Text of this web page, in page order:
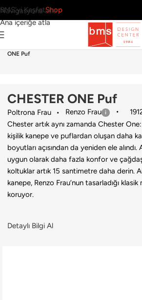
Navigasyona atla
Ana içeriğe atla
BMS’yi KeşfetShop
Poltrona Frau
ONE Puf
CHESTER ONE Puf
Poltrona Frau Renzo Frau
Chester artık aynı zamanda Chester
kişilik kanepe ve puflardan oluşan daha
boyutları açısından da yeniden ele alındı.
uygun olarak daha fazla konfor ve
koltuklar artık 15 santimetre daha derin.
kanepe, Renzo Frau’nun tasarladığı
koruyor.
Detaylı Bilgi Al